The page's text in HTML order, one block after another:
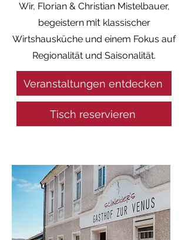
Wir, Florian & Christian Mistelbauer,
begeistern mit klassischer
Wirtshausküche und einem Fokus auf
Regionalität und Saisonalität.
Veranstaltungen entdecken
Tisch reservieren